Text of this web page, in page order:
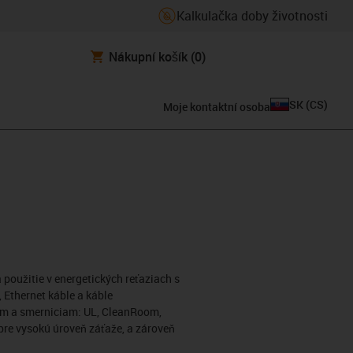
Kalkulačka doby životnosti
Nákupní košík (0)
Moje kontaktní osoba SK (CS)
v energetických reťaziach s
káble a káble
smerniciam: UL, CleanRoom,
vysokú úroveň záťaže, a zároveň